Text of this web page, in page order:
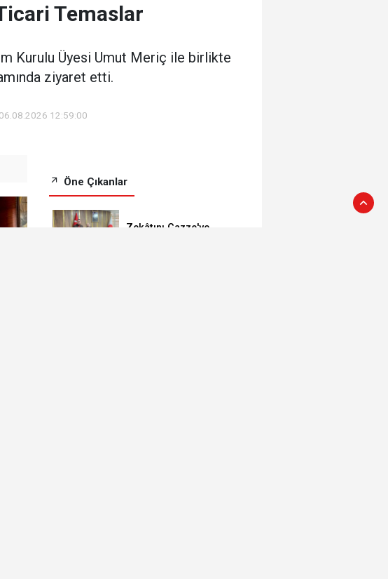
Temaslar
Kurulu Üyesi Umut Meriç ile birlikte
ziyaret etti.
12:59:00
Öne Çıkanlar
Zekâtını Gazze'ye